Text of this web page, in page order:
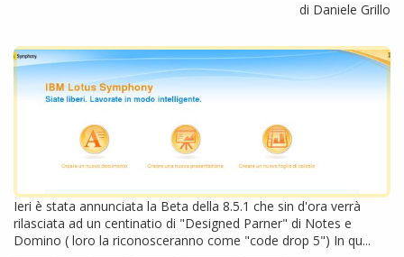
di Daniele Grillo
Ieri è stata annunciata la Beta della 8.5.1 che sin d'ora verrà
rilasciata ad un centinatio di "Designed Parner" di Notes e
Domino ( loro la riconosceranno come "code drop 5") In qu...